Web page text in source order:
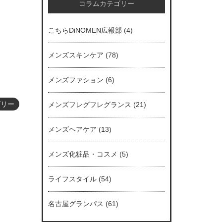
ー
コラムカテゴリー
こちらDiNOMEN広報部 (4)
メンズスキンケア (78)
メンズファション (6)
メンズフレグフレグランス (21)
メンズヘアケア (13)
メンズ化粧品・コスメ (5)
ライフスタイル(54)
名古屋グランパス (61)